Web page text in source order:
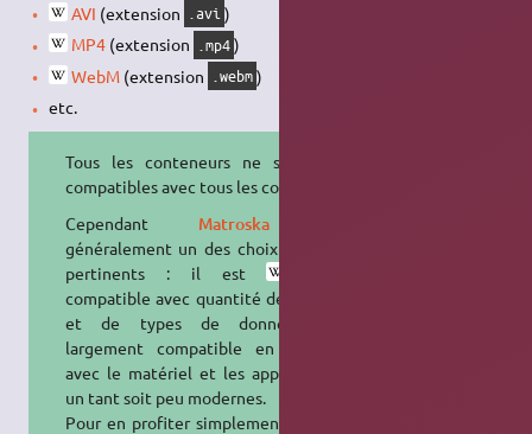
AVI (extension .avi)
MP4 (extension .mp4)
WebM (extension .webm)
etc.
Tous les conteneurs ne sont pas
compatibles avec tous les codecs.
Cependant Matroskaest
généralement un des choix les plus
pertinents : il est
compatible avec quantité de
et de types de données, et
largement compatible en lecture
avec le matériel et les applications
un tant soit peu modernes.
Pour en profiter simplement, voir la